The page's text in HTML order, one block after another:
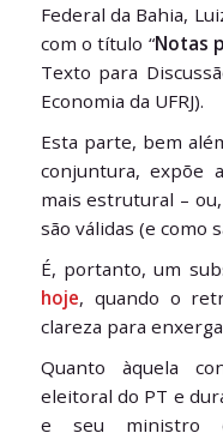
Federal da Bahia,
com o título “Notas
Texto para
Economia da UFRJ).
Esta parte, bem
conjuntura, expõe
mais estrutural –
são válidas (e como
É, portanto, um
hoje, quando o
clareza para
Quanto àquela
eleitoral do PT e
e seu ministro